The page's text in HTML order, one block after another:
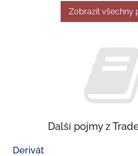
Zobrazit všechny
Další pojmy z
Derivát